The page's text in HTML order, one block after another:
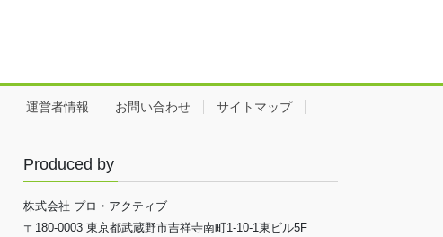
運営者情報 お問い合わせ サイトマップ
Produced by
株式会社 プロ・アクティブ
〒180-0003 東京都武蔵野市吉祥寺南町1-10-1東ビル5F